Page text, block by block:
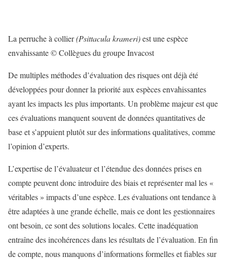
La perruche à collier(Psittacula krameri)est une espèce
envahissante © Collègues du groupe Invacost
De multiples méthodes d’évaluation des risques ont déjà été
développées pour donner la priorité aux espèces envahissantes
ayant les impacts les plus importants. Un problème majeur est que
ces évaluations manquent souvent de données quantitatives de
base et s’appuient plutôt sur des informations qualitatives, comme
l’opinion d’experts.
L’expertise de l’évaluateur et l’étendue des données prises en
compte peuvent donc introduire des biais et représenter mal les «
véritables » impacts d’une espèce. Les évaluations ont tendance à
être adaptées à une grande échelle, mais ce dont les gestionnaires
ont besoin, ce sont des solutions locales. Cette inadéquation
entraîne des incohérences dans les résultats de l’évaluation. En fin
de compte, nous manquons d’informations formelles et fiables sur